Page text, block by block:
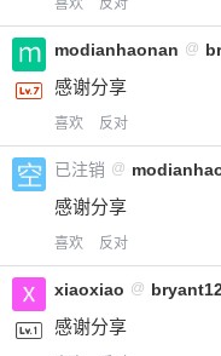
modianhaonan @
感谢分享
喜欢 反对
已注销 @
感谢分享
喜欢 反对
xiaoxiao @
感谢分享